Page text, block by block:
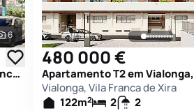
Ver todas as fotografias
6
Apartamento T2 em Vialonga, Vila Franca de Xira
480 000 €
Vialonga, Vila Franca de Xira
122m2 2
2